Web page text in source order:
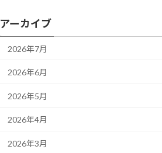
アーカイブ
2026年7月
2026年6月
2026年5月
2026年4月
2026年3月